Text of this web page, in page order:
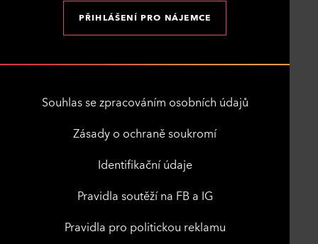
PŘIHLÁŠENÍ PRO NÁJEMCE
Souhlas se zpracováním osobních údajů
Zásady o ochraně soukromí
Identifikační údaje
Pravidla soutěží na FB a IG
Pravidla pro politickou reklamu